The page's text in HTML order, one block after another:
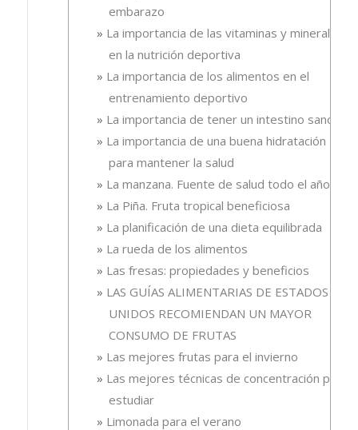
embarazo
La importancia de las vitaminas y minerales
en la nutrición deportiva
La importancia de los alimentos en el
entrenamiento deportivo
La importancia de tener un intestino sano
La importancia de una buena hidratación
para mantener la salud
La manzana. Fuente de salud todo el año
La Piña. Fruta tropical beneficiosa
La planificación de una dieta equilibrada
La rueda de los alimentos
Las fresas: propiedades y beneficios
LAS GUÍAS ALIMENTARIAS DE ESTADOS
UNIDOS RECOMIENDAN UN MAYOR
CONSUMO DE FRUTAS
Las mejores frutas para el invierno
Las mejores técnicas de concentración para
estudiar
Limonada para el verano